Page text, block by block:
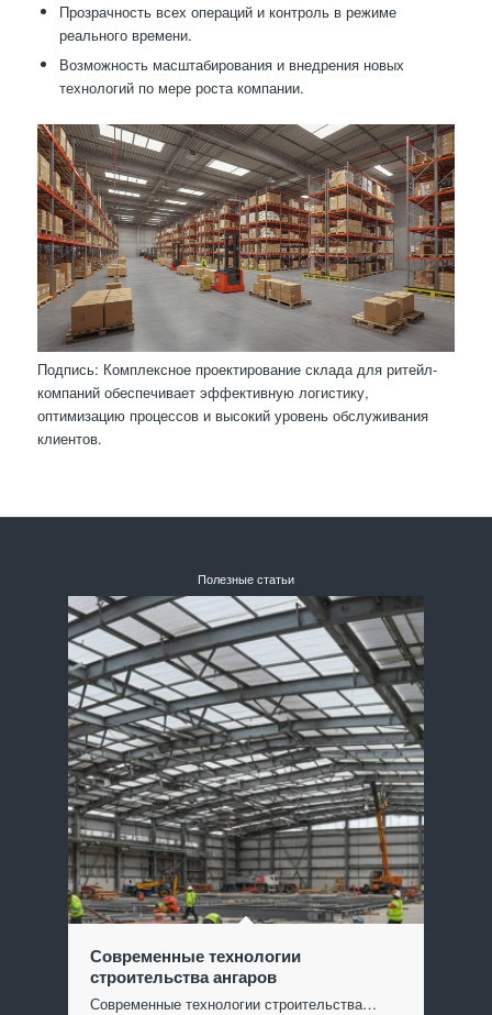
Прозрачность всех операций и контроль в режиме
реального времени.
Возможность масштабирования и внедрения новых
технологий по мере роста компании.
Подпись: Комплексное проектирование склада для ритейл-
компаний обеспечивает эффективную логистику,
оптимизацию процессов и высокий уровень обслуживания
клиентов.
Полезные статьи
Современные технологии
строительства ангаров
Современные технологии строительства…